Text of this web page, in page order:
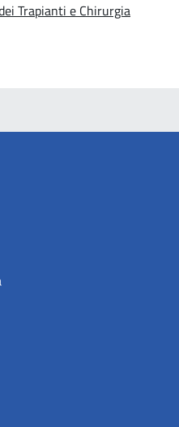
Trapianti e Chirurgia